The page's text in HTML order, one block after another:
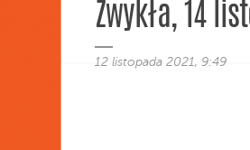
Zwykła, 14
12 listopada 2021, 9:49